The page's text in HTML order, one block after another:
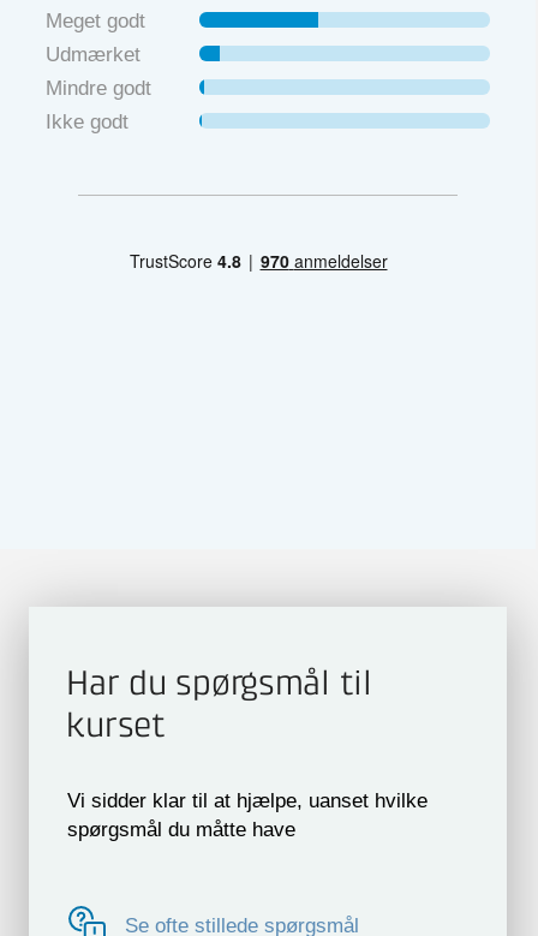
Meget godt
Udmærket
Mindre godt
Ikke godt
Har du spørgsmål til
kurset
Vi sidder klar til at hjælpe, uanset hvilke
spørgsmål du måtte have
Se ofte stillede spørgsmål